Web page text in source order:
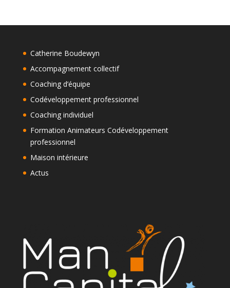
Catherine Boudewyn
Accompagnement collectif
Coaching d’équipe
Codéveloppement professionnel
Coaching individuel
Formation Animateurs Codéveloppement
professionnel
Maison intérieure
Actus